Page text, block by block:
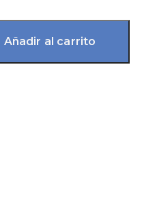
Añadir al carrito